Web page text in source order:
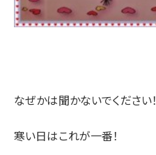
なぜかは聞かないでください！
寒い日はこれが一番！